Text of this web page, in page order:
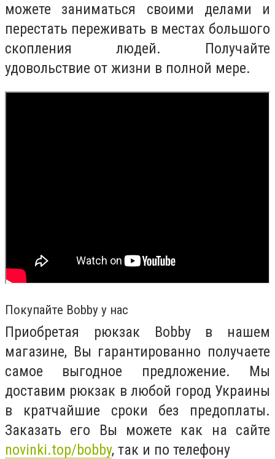
можете заниматься своими делами и
перестать переживать в местах большого
скопления людей. Получайте
удовольствие от жизни в полной мере.
Покупайте Bobby у нас
Приобретая рюкзак Bobby в нашем
магазине, Вы гарантированно получаете
самое выгодное предложение. Мы
доставим рюкзак в любой город Украины
в кратчайшие сроки без предоплаты.
Заказать его Вы можете как на сайте
novinki.top/bobby, так и по телефону